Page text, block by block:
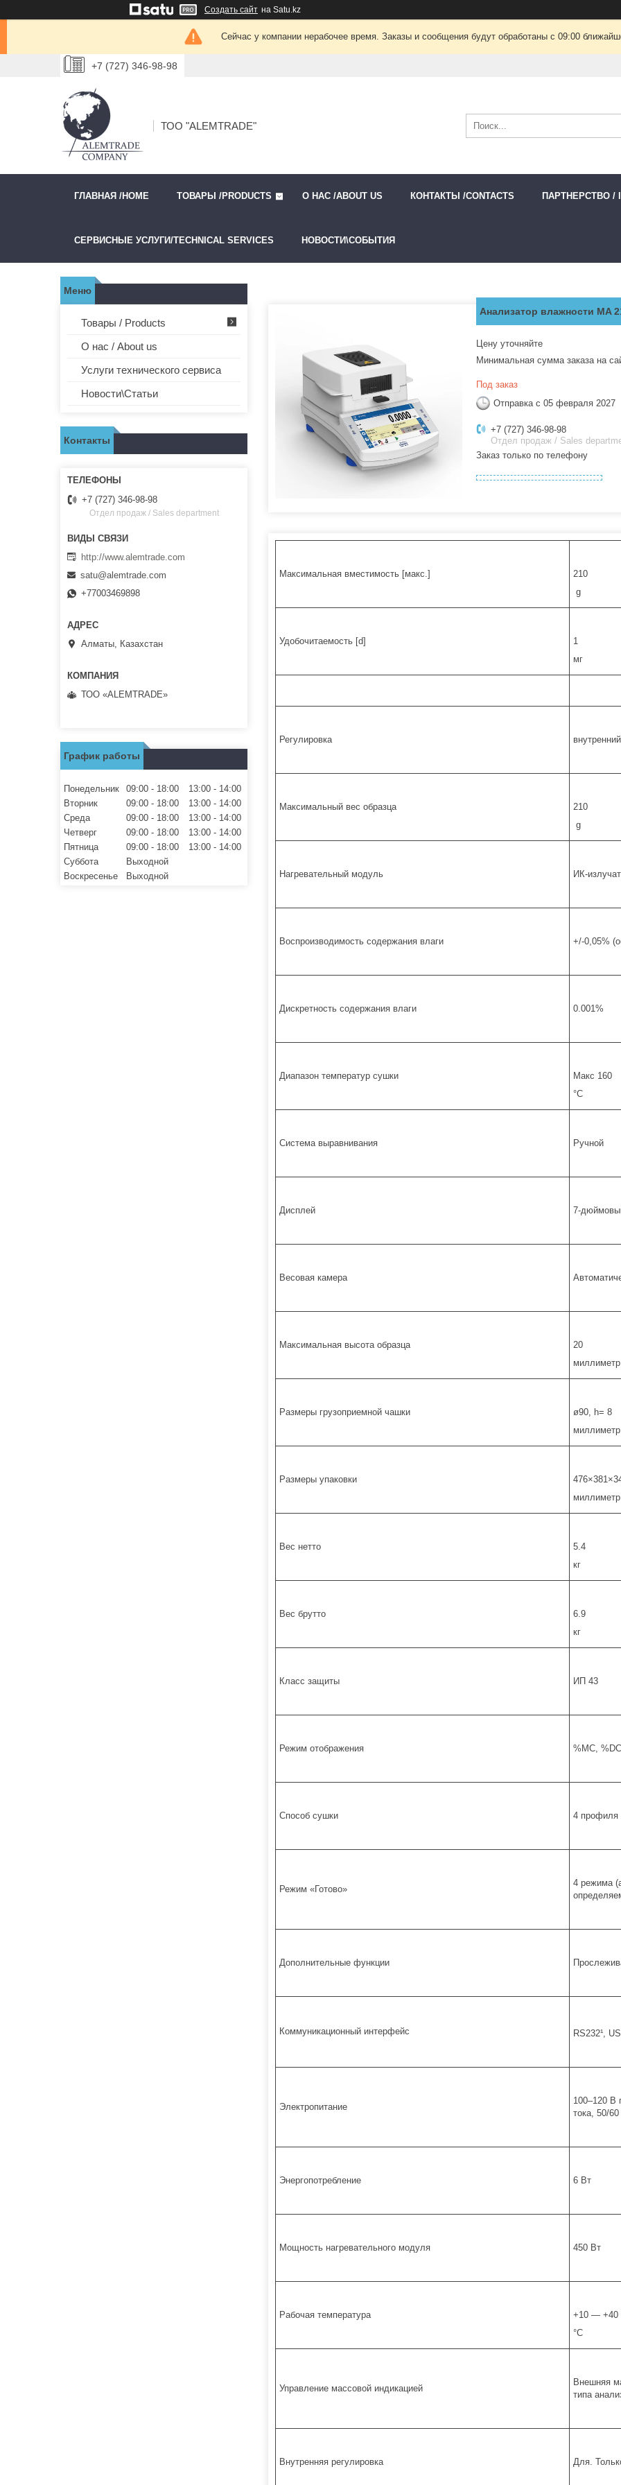
Создать сайт на Satu.kz
Сейчас у компании нерабочее время. Заказы и сообщения будут обработаны с 09:00
+7 (727) 346-98-98
ТОО "ALEMTRADE"
ГЛАВНАЯ /HOME ТОВАРЫ /PRODUCTS О НАС /ABOUT US КОНТАКТЫ /CONTACTS ПАРТНЕРСТВО /
СЕРВИСНЫЕ УСЛУГИ/TECHNICAL SERVICES НОВОСТИ\СОБЫТИЯ
Анализатор влажности MA
Цену уточняйте
Минимальная сумма заказа на
Под заказ
Отправка с 05 февраля 2027
+7 (727) 346-98-98
Отдел продаж / Sales
Заказ только по телефону
Максимальная вместимость [макс.]
210
g
Удобочитаемость [d]
1
мг
Регулировка
Максимальный вес образца
210
g
Нагревательный модуль ИК-
Воспроизводимость содержания влаги +/-0,05%
Дискретность содержания влаги 0.001%
Диапазон температур сушки
Макс 160
°С
Система выравнивания Ручной
Дисплей 7-
Весовая камера
Максимальная высота образца
20
миллиметр
Размеры грузоприемной чашки
ø90, h= 8
миллиметр
Размеры упаковки
миллиметр
Вес нетто
5.4
кг
Вес брутто
6.9
кг
Класс защиты ИП 43
Режим отображения %MC,
Способ сушки 4 профиля
Режим «Готово»
4 режима
Дополнительные функции
Коммуникационный интерфейс RS232¹,
Электропитание
100–120 В
тока, 50/60
Энергопотребление 6 Вт
Мощность нагревательного модуля 450 Вт
Рабочая температура
+10 — +40
°С
Управление массовой индикацией
Внешняя
типа
Внутренняя регулировка Для.
Товары / Products
О нас / About us
Услуги технического сервиса
Новости\Статьи
Контакты
+7 (727) 346-98-98
Отдел продаж / Sales department
http://www.alemtrade.com
satu@alemtrade.com
+77003469898
Алматы, Казахстан
ТОО «ALEMTRADE»
График работы
Понедельник 09:00 18:00 13:00
14:00
Вторник
09:00 18:00 13:00
14:00
Среда
09:00 18:00 13:00
14:00
Четверг
09:00 18:00 13:00
14:00
Пятница
09:00 18:00 13:00
14:00
Суббота
Выходной
Воскресенье
Выходной